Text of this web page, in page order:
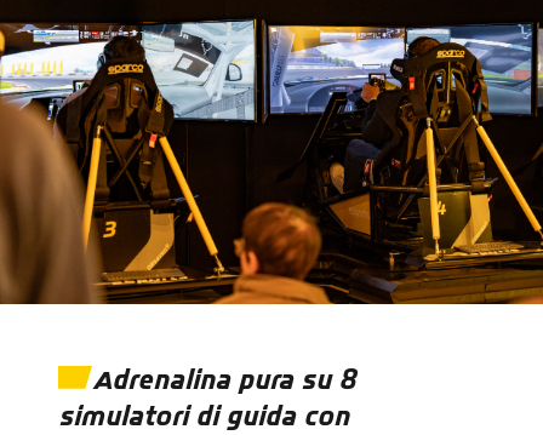
Adrenalina pura su 8
simulatori di guida con